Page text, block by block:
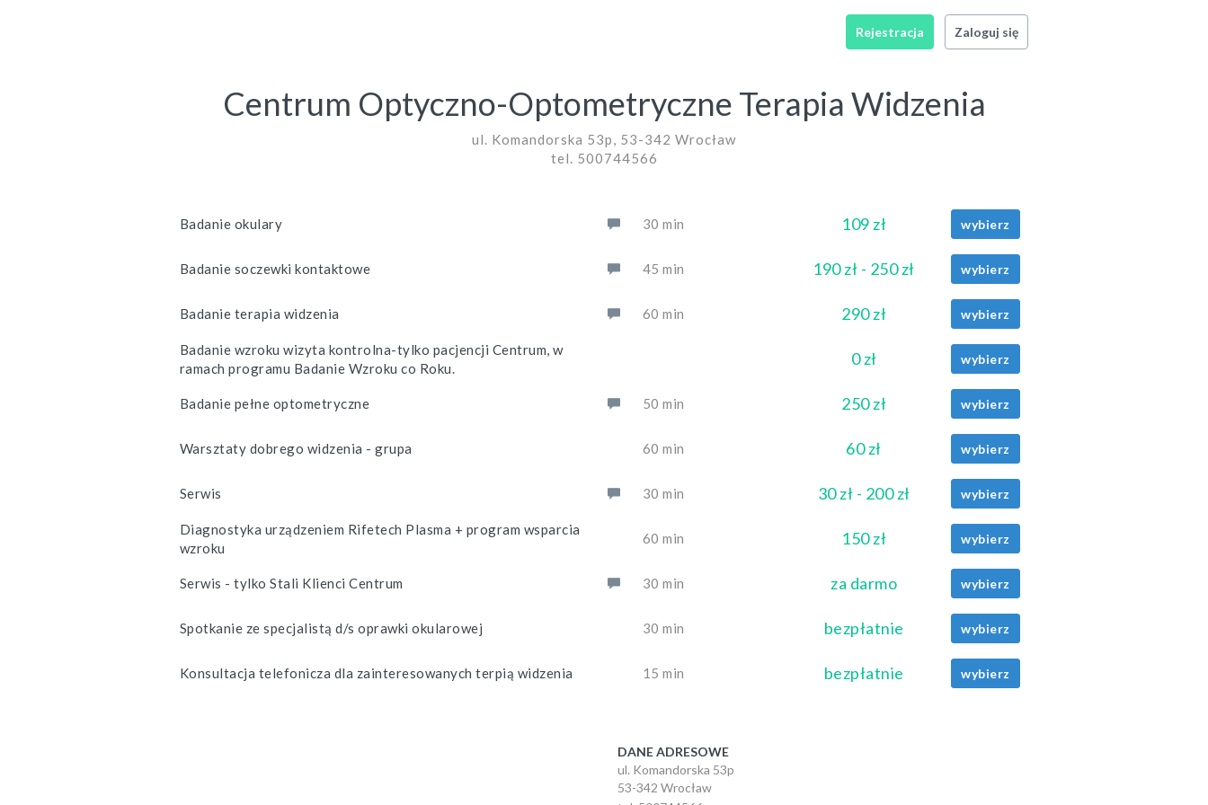
Rejestracja Zaloguj się
Centrum Optyczno-Optometryczne Terapia Widzenia
ul. Komandorska 53p, 53-342 Wrocław
tel. 500744566
Badanie okulary 30 min 109 zł wybierz
Badanie soczewki kontaktowe 45 min 190 zł - 250 zł wybierz
Badanie terapia widzenia 60 min 290 zł wybierz
Badanie wzroku wizyta kontrolna-tylko pacjencji Centrum, w
ramach programu Badanie Wzroku co Roku.
0 zł wybierz
Badanie pełne optometryczne 50 min 250 zł wybierz
Warsztaty dobrego widzenia - grupa 60 min 60 zł wybierz
Serwis 30 min 30 zł - 200 zł wybierz
Diagnostyka urządzeniem Rifetech Plasma + program wsparcia
wzroku
60 min 150 zł wybierz
Serwis - tylko Stali Klienci Centrum 30 min za darmo wybierz
Spotkanie ze specjalistą d/s oprawki okularowej 30 min bezpłatnie wybierz
Konsultacja telefonicza dla zainteresowanych terpią widzenia 15 min bezpłatnie wybierz
DANE ADRESOWE
ul. Komandorska 53p
53-342 Wrocław